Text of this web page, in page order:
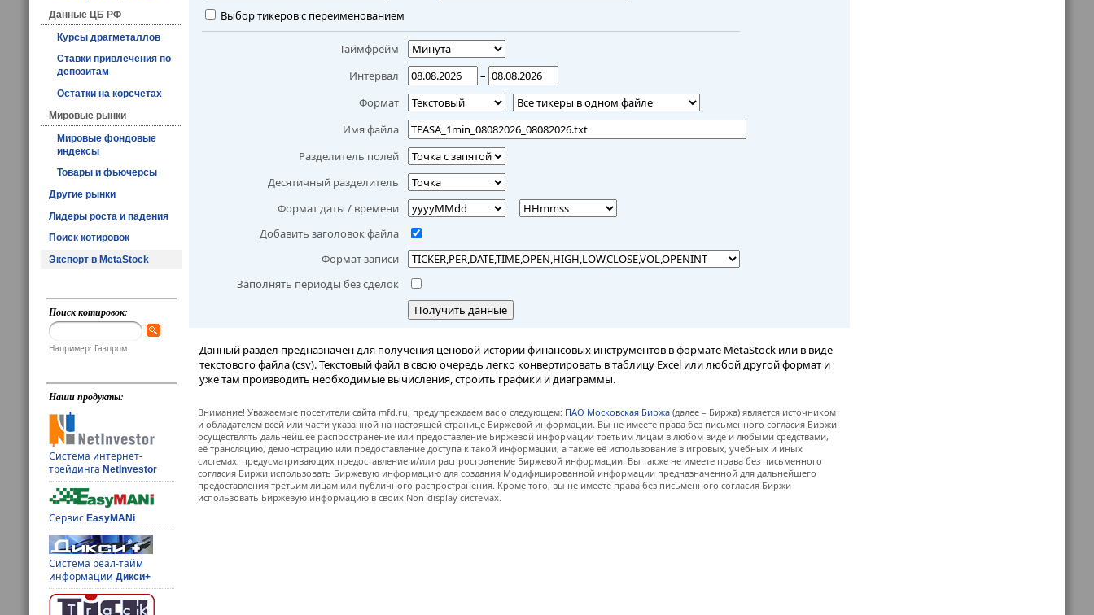
Данные ЦБ РФ
Курсы драгметаллов
Ставки привлечения по
депозитам
Остатки на корсчетах
Мировые рынки
Мировые фондовые
индексы
Товары и фьючерсы
Другие рынки
Лидеры роста и падения
Поиск котировок
Экспорт в MetaStock
Поиск котировок:
Например: Газпром
Наши продукты:
Система интернет-
трейдингаNetInvestor
СервисEasyMANi
Система реал-тайм
информацииДикси+
Выбор тикеров с переименованием
Таймфрейм
Интервал
–
Формат
Имя файла
Разделитель полей
Десятичный разделитель
Формат даты / времени
Добавить заголовок файла
Формат записи
Заполнять периоды без сделок
Получить данные
Данный раздел предназначен для получения ценовой истории финансовых инструментов в формате MetaStock или в виде
текстового файла (csv). Текстовый файл в свою очередь легко конвертировать в таблицу Excel или любой другой формат и
уже там производить необходимые вычисления, строить графики и диаграммы.
Внимание! Уважаемые посетители сайта mfd.ru, предупреждаем вас о следующем: ПАО Московская Биржа (далее – Биржа) является источником
и обладателем всей или части указанной на настоящей странице Биржевой информации. Вы не имеете права без письменного согласия Биржи
осуществлять дальнейшее распространение или предоставление Биржевой информации третьим лицам в любом виде и любыми средствами,
её трансляцию, демонстрацию или предоставление доступа к такой информации, а также её использование в игровых, учебных и иных
системах, предусматривающих предоставление и/или распространение Биржевой информации. Вы также не имеете права без письменного
согласия Биржи использовать Биржевую информацию для создания Модифицированной информации предназначенной для дальнейшего
предоставления третьим лицам или публичного распространения. Кроме того, вы не имеете права без письменного согласия Биржи
использовать Биржевую информацию в своих Non-display системах.